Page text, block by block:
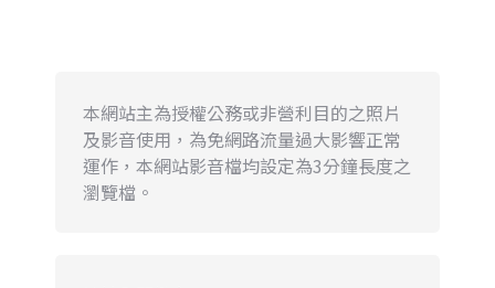
本網站主為授權公務或非營利目的之照片
及影音使用，為免網路流量過大影響正常
運作，本網站影音檔均設定為3分鐘長度之
瀏覽檔。